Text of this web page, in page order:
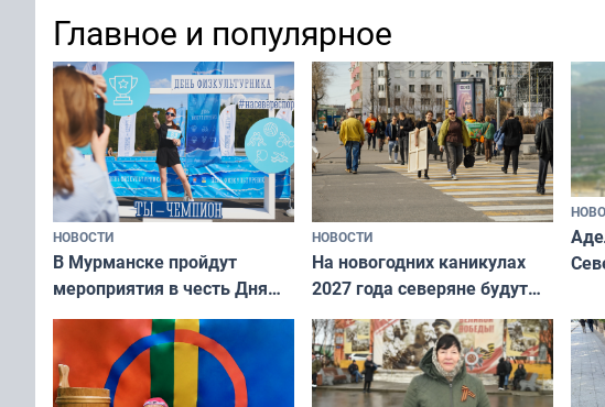
Главное и популярное
НОВОСТИ
В Мурманске пройдут
мероприятия в честь Дня
физкультурника
НОВОСТИ
На новогодних каникулах
2027 года северяне будут
отдыхать 11 дней
а
ты